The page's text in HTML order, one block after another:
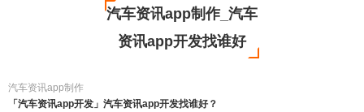
汽车资讯app制作_汽车
资讯app开发找谁好
汽车资讯app制作
「汽车资讯app开发」汽车资讯app开发找谁好？